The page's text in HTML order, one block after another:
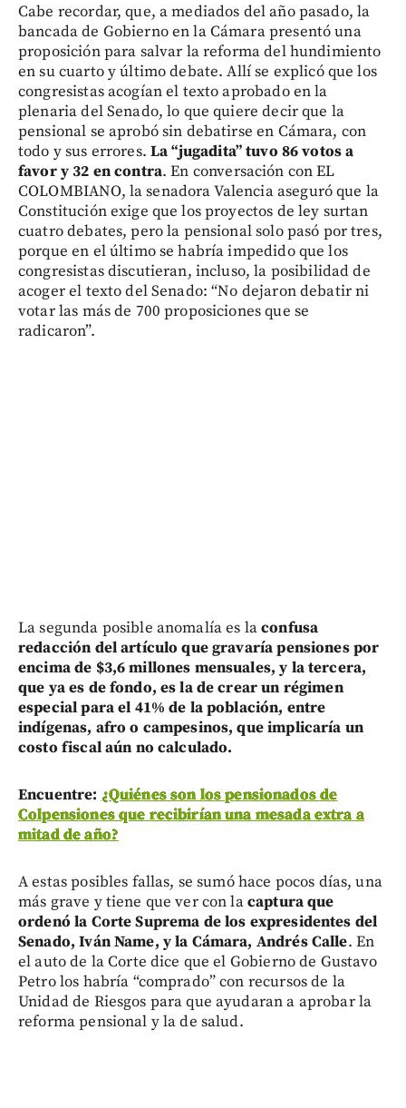
Cabe recordar, que, a mediados del año pasado, la
bancada de Gobierno en la Cámara presentó una
proposición para salvar la reforma del hundimiento
en su cuarto y último debate. Allí se explicó que los
congresistas acogían el texto aprobado en la
plenaria del Senado, lo que quiere decir que la
pensional se aprobó sin debatirse en Cámara, con
todo y sus errores. La “jugadita” tuvo 86 votos a
favor y 32 en contra. En conversación con EL
COLOMBIANO, la senadora Valencia aseguró que la
Constitución exige que los proyectos de ley surtan
cuatro debates, pero la pensional solo pasó por tres,
porque en el último se habría impedido que los
congresistas discutieran, incluso, la posibilidad de
acoger el texto del Senado: “No dejaron debatir ni
votar las más de 700 proposiciones que se
radicaron”.
La segunda posible anomalía es laconfusa
redacción del artículo que gravaría pensiones por
encima de $3,6 millones mensuales, y la tercera,
que ya es de fondo, es la de crear un régimen
especial para el 41% de la población, entre
indígenas, afro o campesinos, que implicaría un
costo fiscal aún no calculado.
Encuentre: ¿Quiénes son los pensionados de
Colpensiones que recibirían una mesada extra a
mitad de año?
A estas posibles fallas, se sumó hace pocos días, una
más grave y tiene que ver con lacaptura que
ordenó la Corte Suprema de los expresidentes del
Senado, Iván Name, y la Cámara, Andrés Calle. En
el auto de la Corte dice que el Gobierno de Gustavo
Petro los habría “comprado” con recursos de la
Unidad de Riesgos para que ayudaran a aprobar la
reforma pensional y la de salud.